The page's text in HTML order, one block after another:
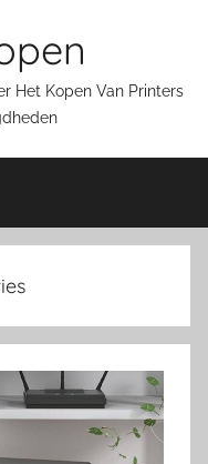
Het Kopen Van Printers